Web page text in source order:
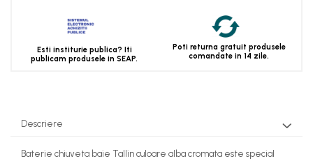
Esti institurie publica? Iti
publicam produsele in SEAP.
Poti returna gratuit produsele
comandate in 14 zile.
Descriere
Baterie chiuveta baie Tallin culoare alba cromata este special